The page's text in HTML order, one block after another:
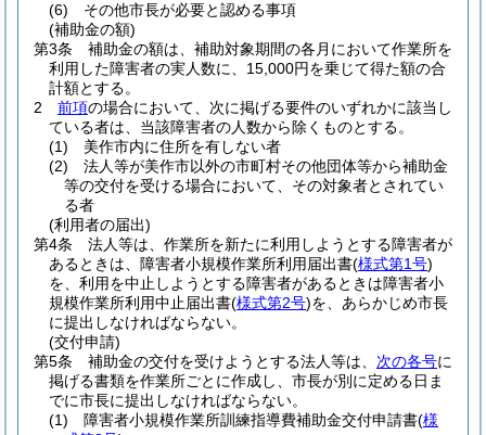
(6)
その他市長が必要と認める事項
(補助金の額)
第3条
補助金の額は、補助対象期間の各月において作業所を
利用した障害者の実人数に、15,000円を乗じて得た額の合
計額とする。
2
前項の場合において、次に掲げる要件のいずれかに該当し
ている者は、当該障害者の人数から除くものとする。
(1)
美作市内に住所を有しない者
(2)
法人等が美作市以外の市町村その他団体等から補助金
等の交付を受ける場合において、その対象者とされてい
る者
(利用者の届出)
第4条
法人等は、作業所を新たに利用しようとする障害者が
あるときは、障害者小規模作業所利用届出書(様式第1号)
を、利用を中止しようとする障害者があるときは障害者小
規模作業所利用中止届出書(様式第2号)を、あらかじめ市長
に提出しなければならない。
(交付申請)
第5条
補助金の交付を受けようとする法人等は、 次の各号に
掲げる書類を作業所ごとに作成し、市長が別に定める日ま
でに市長に提出しなければならない。
(1)
障害者小規模作業所訓練指導費補助金交付申請書(様